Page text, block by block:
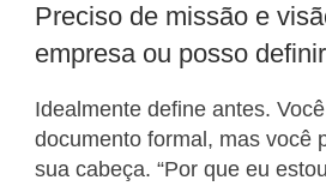
Preciso de missão e
empresa ou posso
Idealmente define antes.
documento formal, mas você
sua cabeça. “Por que eu